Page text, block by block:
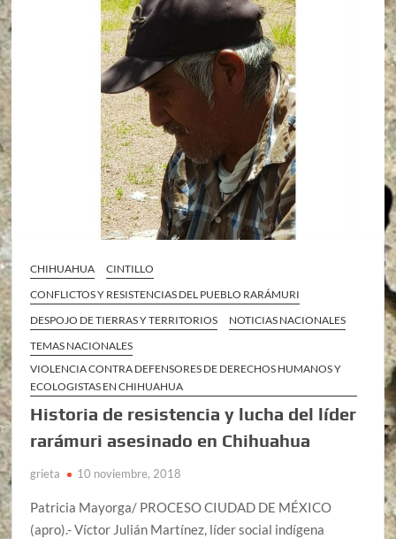
CHIHUAHUA
CINTILLO
CONFLICTOS Y RESISTENCIAS DEL PUEBLO RARÁMURI
DESPOJO DE TIERRAS Y TERRITORIOS
NOTICIAS NACIONALES
TEMAS NACIONALES
VIOLENCIA CONTRA DEFENSORES DE DERECHOS HUMANOS Y
ECOLOGISTAS EN CHIHUAHUA
Historia de resistencia y lucha del líder
rarámuri asesinado en Chihuahua
grieta 10 noviembre, 2018
Patricia Mayorga/ PROCESO CIUDAD DE MÉXICO
(apro).- Víctor Julián Martínez, líder social indígena